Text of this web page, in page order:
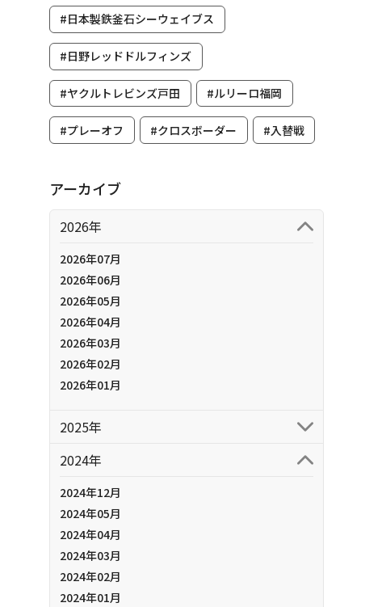
#日本製鉄釜石シーウェイブス
#日野レッドドルフィンズ
#ヤクルトレビンズ戸田 #ルリーロ福岡
#プレーオフ #クロスボーダー #入替戦
アーカイブ
2026年
2026年07月
2026年06月
2026年05月
2026年04月
2026年03月
2026年02月
2026年01月
2025年
2024年
2024年12月
2024年05月
2024年04月
2024年03月
2024年02月
2024年01月